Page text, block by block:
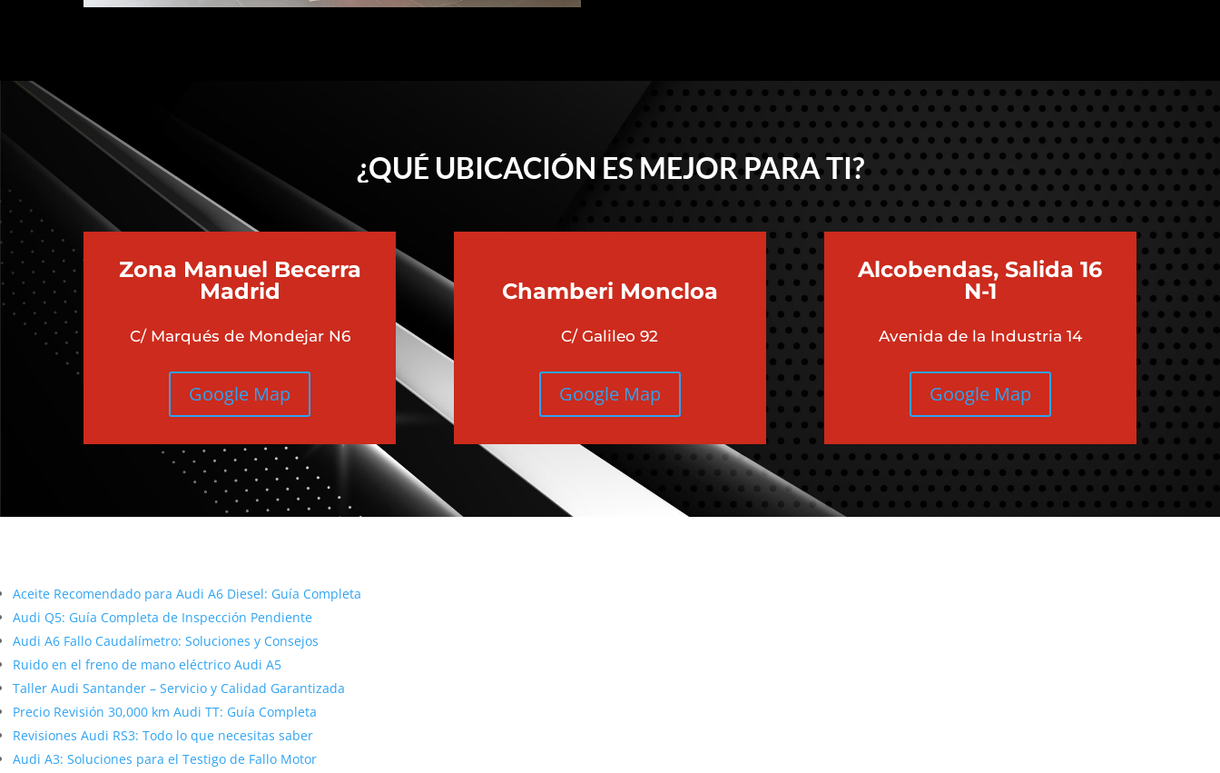
¿QUÉ UBICACIÓN ES MEJOR PARA TI?
Zona Manuel Becerra
Madrid
C/ Marqués de Mondejar N6
Google Map
Chamberi Moncloa
C/ Galileo 92
Google Map
Alcobendas, Salida 16
N-1
Avenida de la Industria 14
Google Map
Aceite Recomendado para Audi A6 Diesel: Guía Completa
Audi Q5: Guía Completa de Inspección Pendiente
Audi A6 Fallo Caudalímetro: Soluciones y Consejos
Ruido en el freno de mano eléctrico Audi A5
Taller Audi Santander – Servicio y Calidad Garantizada
Precio Revisión 30,000 km Audi TT: Guía Completa
Revisiones Audi RS3: Todo lo que necesitas saber
Audi A3: Soluciones para el Testigo de Fallo Motor